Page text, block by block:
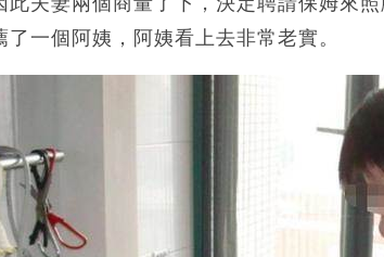
了一個阿姨，阿姨看上去非常老實。